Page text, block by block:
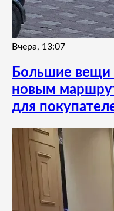
Вчера, 13:07
Большие вещи
новым
для